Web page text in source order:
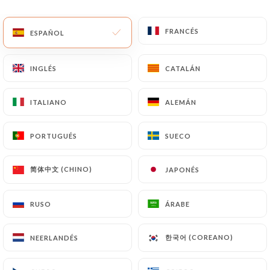
ESPAÑOL FRANCÉS
INGLÉS CATALÁN
ITALIANO ALEMÁN
PORTUGUÉS SUECO
简体中文 (CHINO) JAPONÉS
RUSO ÁRABE
NEERLANDÉS 한국어 (COREANO)
/
Contacto
ESPAÑOL FRANCÉS
INGLÉS CATALÁN
ITALIANO ALEMÁN
PORTUGUÉS SUECO
简体中文 (CHINO) JAPONÉS
RUSO ÁRABE
NEERLANDÉS 한국어 (COREANO)